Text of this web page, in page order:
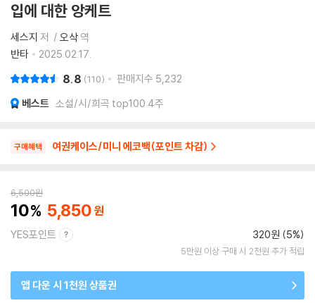
입에 대한 앙케트
세스지 저 오삭 역
반타
2025.02.17.
8.8 110 판매지수 5,232
베스트 소설/시/희곡 top100 4주
구매혜택 여권케이스/미니 에코백(포인트 차감)
6,500원
10 5,850
YES포인트 320원 (5%)
5만원 이상 구매 시 2천원 추가 적립
앱 다운 시 1천원 상품권